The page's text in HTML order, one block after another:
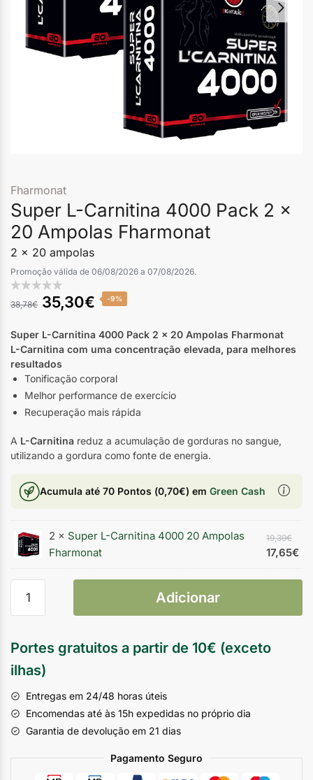
Fharmonat
Super L-Carnitina 4000 Pack 2 x
20 Ampolas Fharmonat
2 x 20 ampolas
Promoção válida de 06/08/2026 a 07/08/2026.
38,78€ 35,30€ -9%
Super L-Carnitina 4000 Pack 2 x 20 Ampolas Fharmonat
L-Carnitina com uma concentração elevada, para melhores
resultados
Tonificação corporal
Melhor performance de exercício
Recuperação mais rápida
A L-Carnitina reduz a acumulação de gorduras no sangue,
utilizando a gordura como fonte de energia.
Acumula até 70 Pontos (0,70€) em Green Cash
2 × Super L-Carnitina 4000 20 Ampolas
Fharmonat
19,39€
17,65€
Adicionar
Portes gratuitos a partir de 10€ (exceto
ilhas)
Entregas em 24/48 horas úteis
Encomendas até às 15h expedidas no próprio dia
Garantia de devolução em 21 dias
Pagamento Seguro